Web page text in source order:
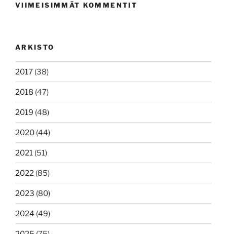
VIIMEISIMMÄT KOMMENTIT
ARKISTO
2017 (38)
2018 (47)
2019 (48)
2020 (44)
2021 (51)
2022 (85)
2023 (80)
2024 (49)